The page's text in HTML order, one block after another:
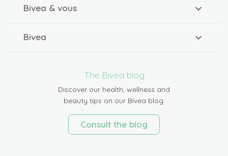
Bivea & vous
Bivea
The Bivea blog
Discover our health, wellness and
beauty tips on our Bivea blog.
Consult the blog